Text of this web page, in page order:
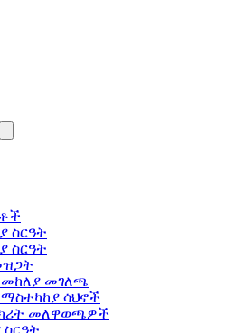
ስርዓት
ስርዓት
መገለጫ
ሳህኖች
መለዋወጫዎች